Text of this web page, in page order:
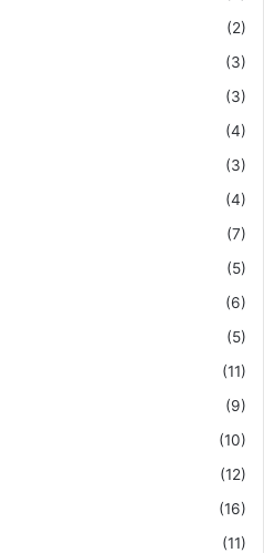
(2)
(3)
(3)
(4)
(3)
(4)
(7)
(5)
(6)
(5)
(11)
(9)
(10)
(12)
(16)
(11)